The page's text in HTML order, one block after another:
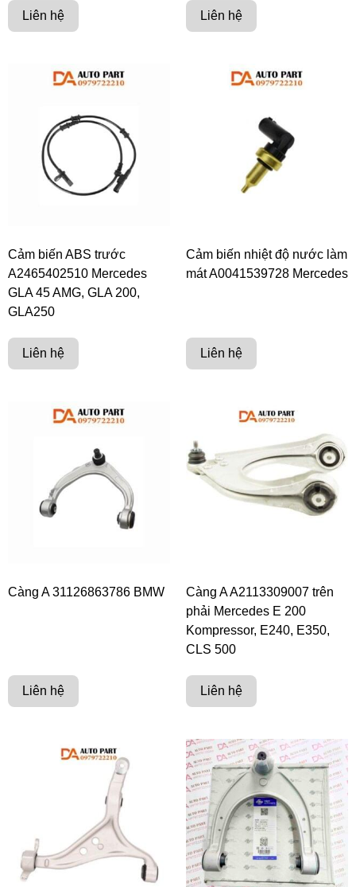
Liên hệ Liên hệ
Cảm biến ABS trước
A2465402510 Mercedes
GLA 45 AMG, GLA 200,
GLA250
Liên hệ
Cảm biến nhiệt độ nước làm
mát A0041539728 Mercedes
Liên hệ
Càng A 31126863786 BMW
Liên hệ
Càng A A2113309007 trên
phải Mercedes E 200
Kompressor, E240, E350,
CLS 500
Liên hệ